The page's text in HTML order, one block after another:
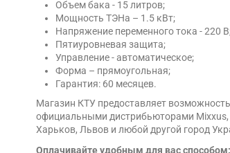
Объем бака - 15 литров;
Мощность ТЭНа – 1.5 кВт;
Напряжение переменного тока - 220
Пятиуровневая защита;
Управление - автоматическое;
Форма – прямоугольная;
Гарантия: 60 месяцев.
Магазин КТУ предоставляет
официальными дистрибьюторами Mixxus,
Харьков, Львов и любой другой город
Оплачивайте удобным для вас способом: